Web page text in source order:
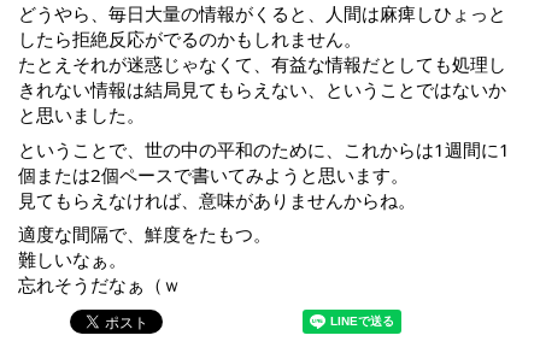
どうやら、毎日大量の情報がくると、人間は麻痺しひょっと
したら拒絶反応がでるのかもしれません。
たとえそれが迷惑じゃなくて、有益な情報だとしても処理し
きれない情報は結局見てもらえない、ということではないか
と思いました。
ということで、世の中の平和のために、これからは1週間に1
個または2個ペースで書いてみようと思います。
見てもらえなければ、意味がありませんからね。
適度な間隔で、鮮度をたもつ。
難しいなぁ。
忘れそうだなぁ（ｗ